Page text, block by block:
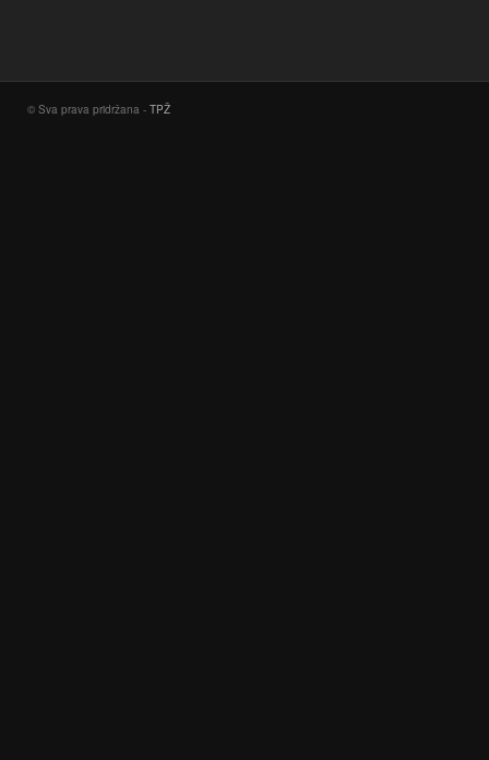
© Sva prava pridržana - TPŽ